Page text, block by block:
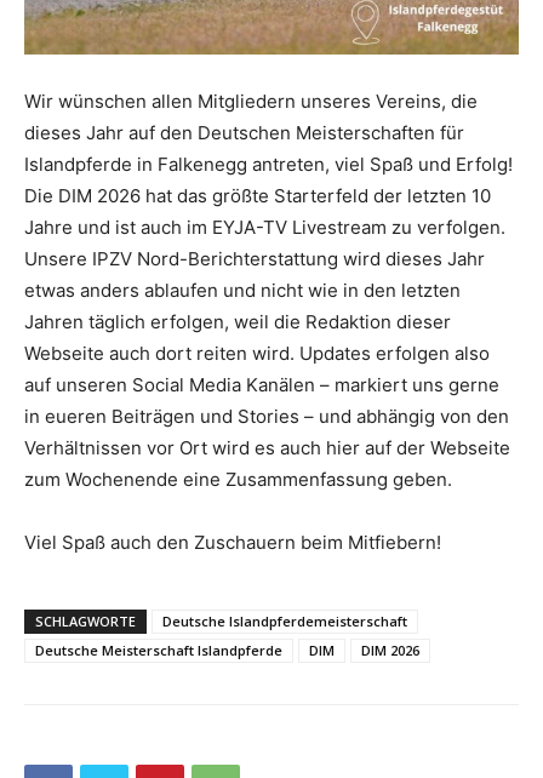
Wir wünschen allen Mitgliedern unseres Vereins, die
dieses Jahr auf den Deutschen Meisterschaften für
Islandpferde in Falkenegg antreten, viel Spaß und Erfolg!
Die DIM 2026 hat das größte Starterfeld der letzten 10
Jahre und ist auch im EYJA-TV Livestream zu verfolgen.
Unsere IPZV Nord-Berichterstattung wird dieses Jahr
etwas anders ablaufen und nicht wie in den letzten
Jahren täglich erfolgen, weil die Redaktion dieser
Webseite auch dort reiten wird. Updates erfolgen also
auf unseren Social Media Kanälen – markiert uns gerne
in eueren Beiträgen und Stories – und abhängig von den
Verhältnissen vor Ort wird es auch hier auf der Webseite
zum Wochenende eine Zusammenfassung geben.
Viel Spaß auch den Zuschauern beim Mitfiebern!
SCHLAGWORTE
Deutsche Islandpferdemeisterschaft
Deutsche Meisterschaft Islandpferde
DIM DIM 2026